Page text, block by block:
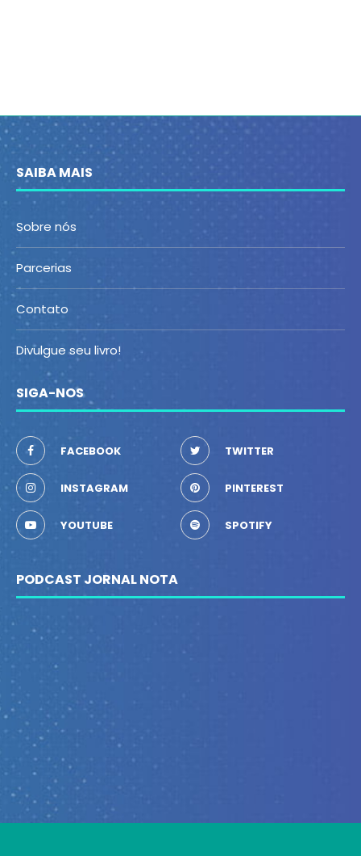
SAIBA MAIS
Sobre nós
Parcerias
Contato
Divulgue seu livro!
SIGA-NOS
FACEBOOK TWITTER
INSTAGRAM PINTEREST
YOUTUBE SPOTIFY
PODCAST JORNAL NOTA